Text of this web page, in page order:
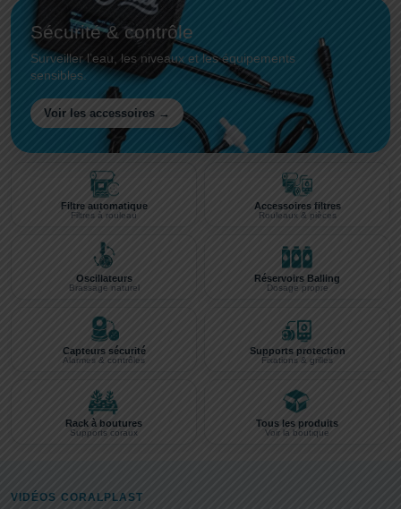
Sécurité & contrôle
Surveiller l’eau, les niveaux et les équipements
sensibles.
Voir les accessoires →
Filtre automatique
Filtres à rouleau
Accessoires filtres
Rouleaux & pièces
Oscillateurs
Brassage naturel
Réservoirs Balling
Dosage propre
Capteurs sécurité
Alarmes & contrôles
Supports protection
Fixations & grilles
Rack à boutures
Supports coraux
Tous les produits
Voir la boutique
VIDÉOS CORALPLAST